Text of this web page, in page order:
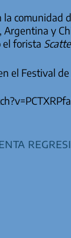
la
y
el forista
el Festival